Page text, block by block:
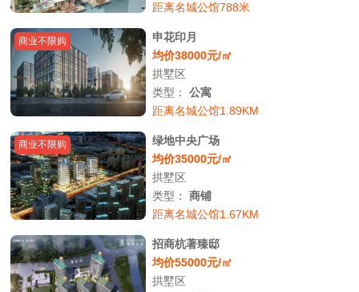
距离名城公馆788米
商业不限购
申花印月
均价38000元/㎡
拱墅区
类型：公寓
距离名城公馆1.89KM
商业不限购
绿地中央广场
均价35000元/㎡
拱墅区
类型：商铺
距离名城公馆1.67KM
招商杭著臻邸
均价55000元/㎡
拱墅区